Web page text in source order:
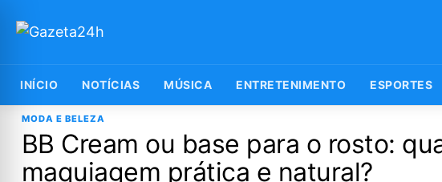
INÍCIO NOTÍCIAS MÚSICA ENTRETENIMENTO ESPORTES
MODA E BELEZA
BB Cream ou base para o rosto:
maquiagem prática e natural?